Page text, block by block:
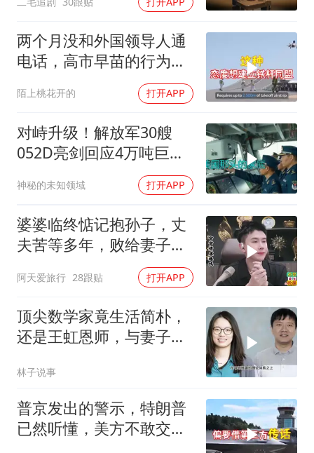
两个月没和外国领导人通
电话，高市早苗的行为让
陌上桃花开的 打开APP
对峙升级！解放军30艘
052D亮剑回应4万吨巨舰
神秘的未知领域 打开APP
婆婆临终惦记抱孙子，丈
夫苦等多年，败给妻子的
阿天爱旅行 28跟贴 打开APP
顶尖数学家竟生活简朴，
还是王虹恩师，与妻子合
林子说事
普京发出的警示，特朗普
已然听懂，美方不敢交出